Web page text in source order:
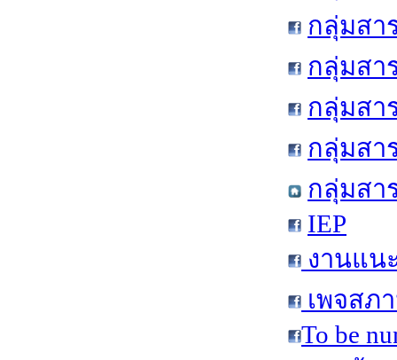
กลุ่มสา
กลุ่มสา
กลุ่มสา
กลุ่มสา
กลุ่มสา
IEP
งานแน
เพจสภ
To be